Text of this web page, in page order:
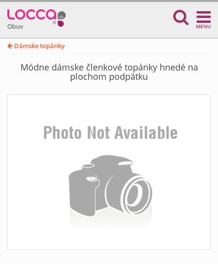
Obuv MENU
Dámske topánky
Módne dámske členkové topánky hnedé na
plochom podpätku